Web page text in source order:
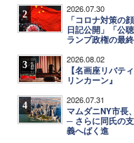
2 2026.07.30
「コロナ対策の
日記公開」「公
ランプ政権の最
3 2026.08.02
【名画座リバテ
リンカーン』
4 2026.07.31
マムダニNY市長
─ さらに同氏の
義へばく進